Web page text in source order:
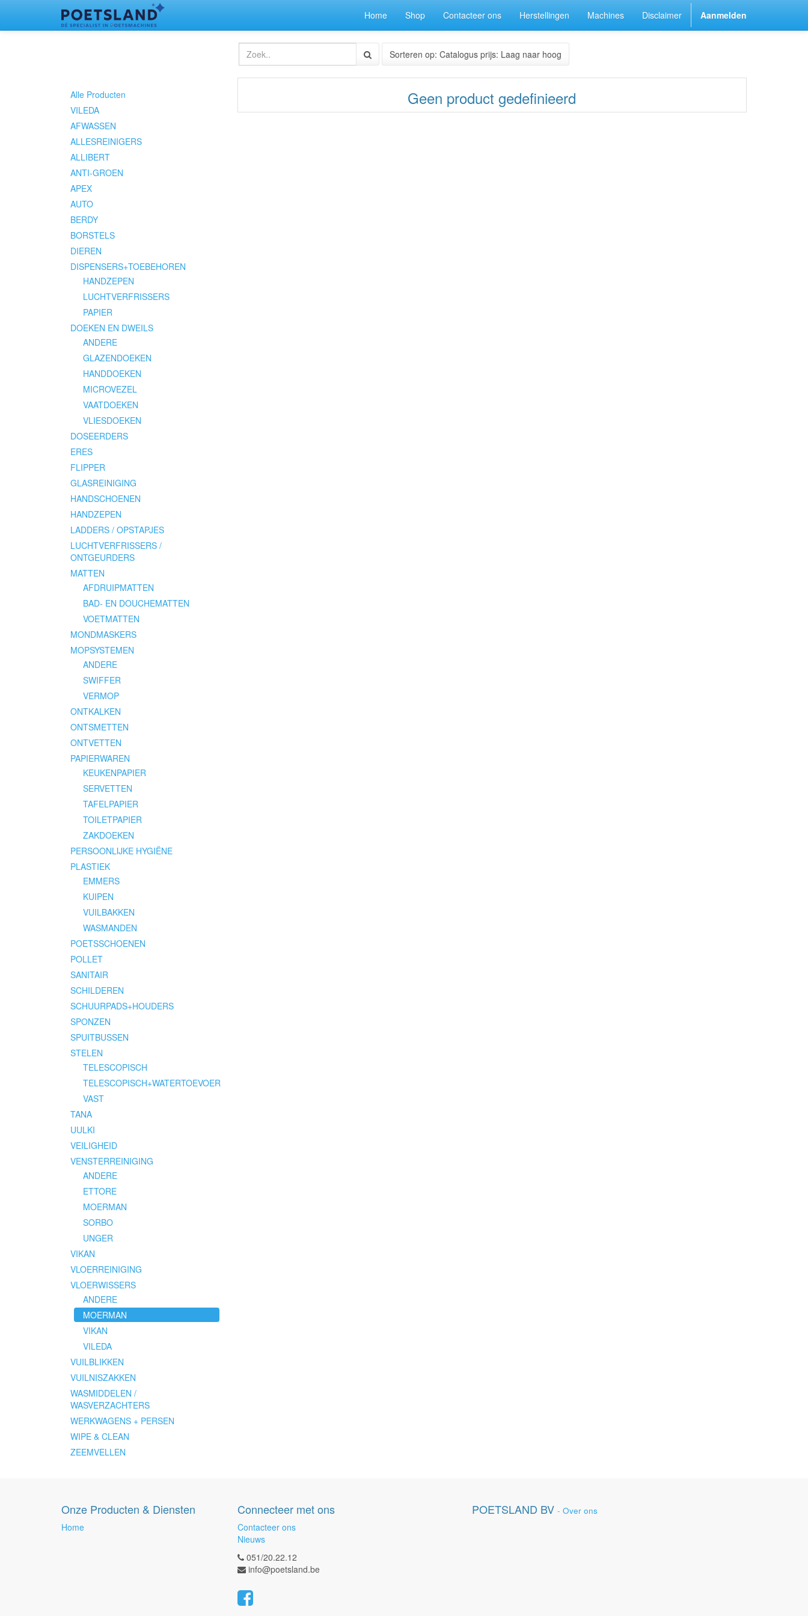
Home Shop Contacteer ons Herstellingen Machines Disclaimer Aanmelden
Sorteren op: Catalogus prijs: Laag naar hoog
Alle Producten
VILEDA
AFWASSEN
ALLESREINIGERS
ALLIBERT
ANTI-GROEN
APEX
AUTO
BERDY
BORSTELS
DIEREN
DISPENSERS+TOEBEHOREN
HANDZEPEN
LUCHTVERFRISSERS
PAPIER
DOEKEN EN DWEILS
ANDERE
GLAZENDOEKEN
HANDDOEKEN
MICROVEZEL
VAATDOEKEN
VLIESDOEKEN
DOSEERDERS
ERES
FLIPPER
GLASREINIGING
HANDSCHOENEN
HANDZEPEN
LADDERS / OPSTAPJES
LUCHTVERFRISSERS /
ONTGEURDERS
MATTEN
AFDRUIPMATTEN
BAD- EN DOUCHEMATTEN
VOETMATTEN
MONDMASKERS
MOPSYSTEMEN
ANDERE
SWIFFER
VERMOP
ONTKALKEN
ONTSMETTEN
ONTVETTEN
PAPIERWAREN
KEUKENPAPIER
SERVETTEN
TAFELPAPIER
TOILETPAPIER
ZAKDOEKEN
PERSOONLIJKE HYGIËNE
PLASTIEK
EMMERS
KUIPEN
VUILBAKKEN
WASMANDEN
POETSSCHOENEN
POLLET
SANITAIR
SCHILDEREN
SCHUURPADS+HOUDERS
SPONZEN
SPUITBUSSEN
STELEN
TELESCOPISCH
TELESCOPISCH+WATERTOEVOER
VAST
TANA
UULKI
VEILIGHEID
VENSTERREINIGING
ANDERE
ETTORE
MOERMAN
SORBO
UNGER
VIKAN
VLOERREINIGING
VLOERWISSERS
ANDERE
MOERMAN
VIKAN
VILEDA
VUILBLIKKEN
VUILNISZAKKEN
WASMIDDELEN /
WASVERZACHTERS
WERKWAGENS + PERSEN
WIPE & CLEAN
ZEEMVELLEN
Geen product gedefinieerd
Onze Producten & Diensten
Home
Connecteer met ons
Contacteer ons
Nieuws
051/20.22.12
info@poetsland.be
POETSLAND BV - Over ons